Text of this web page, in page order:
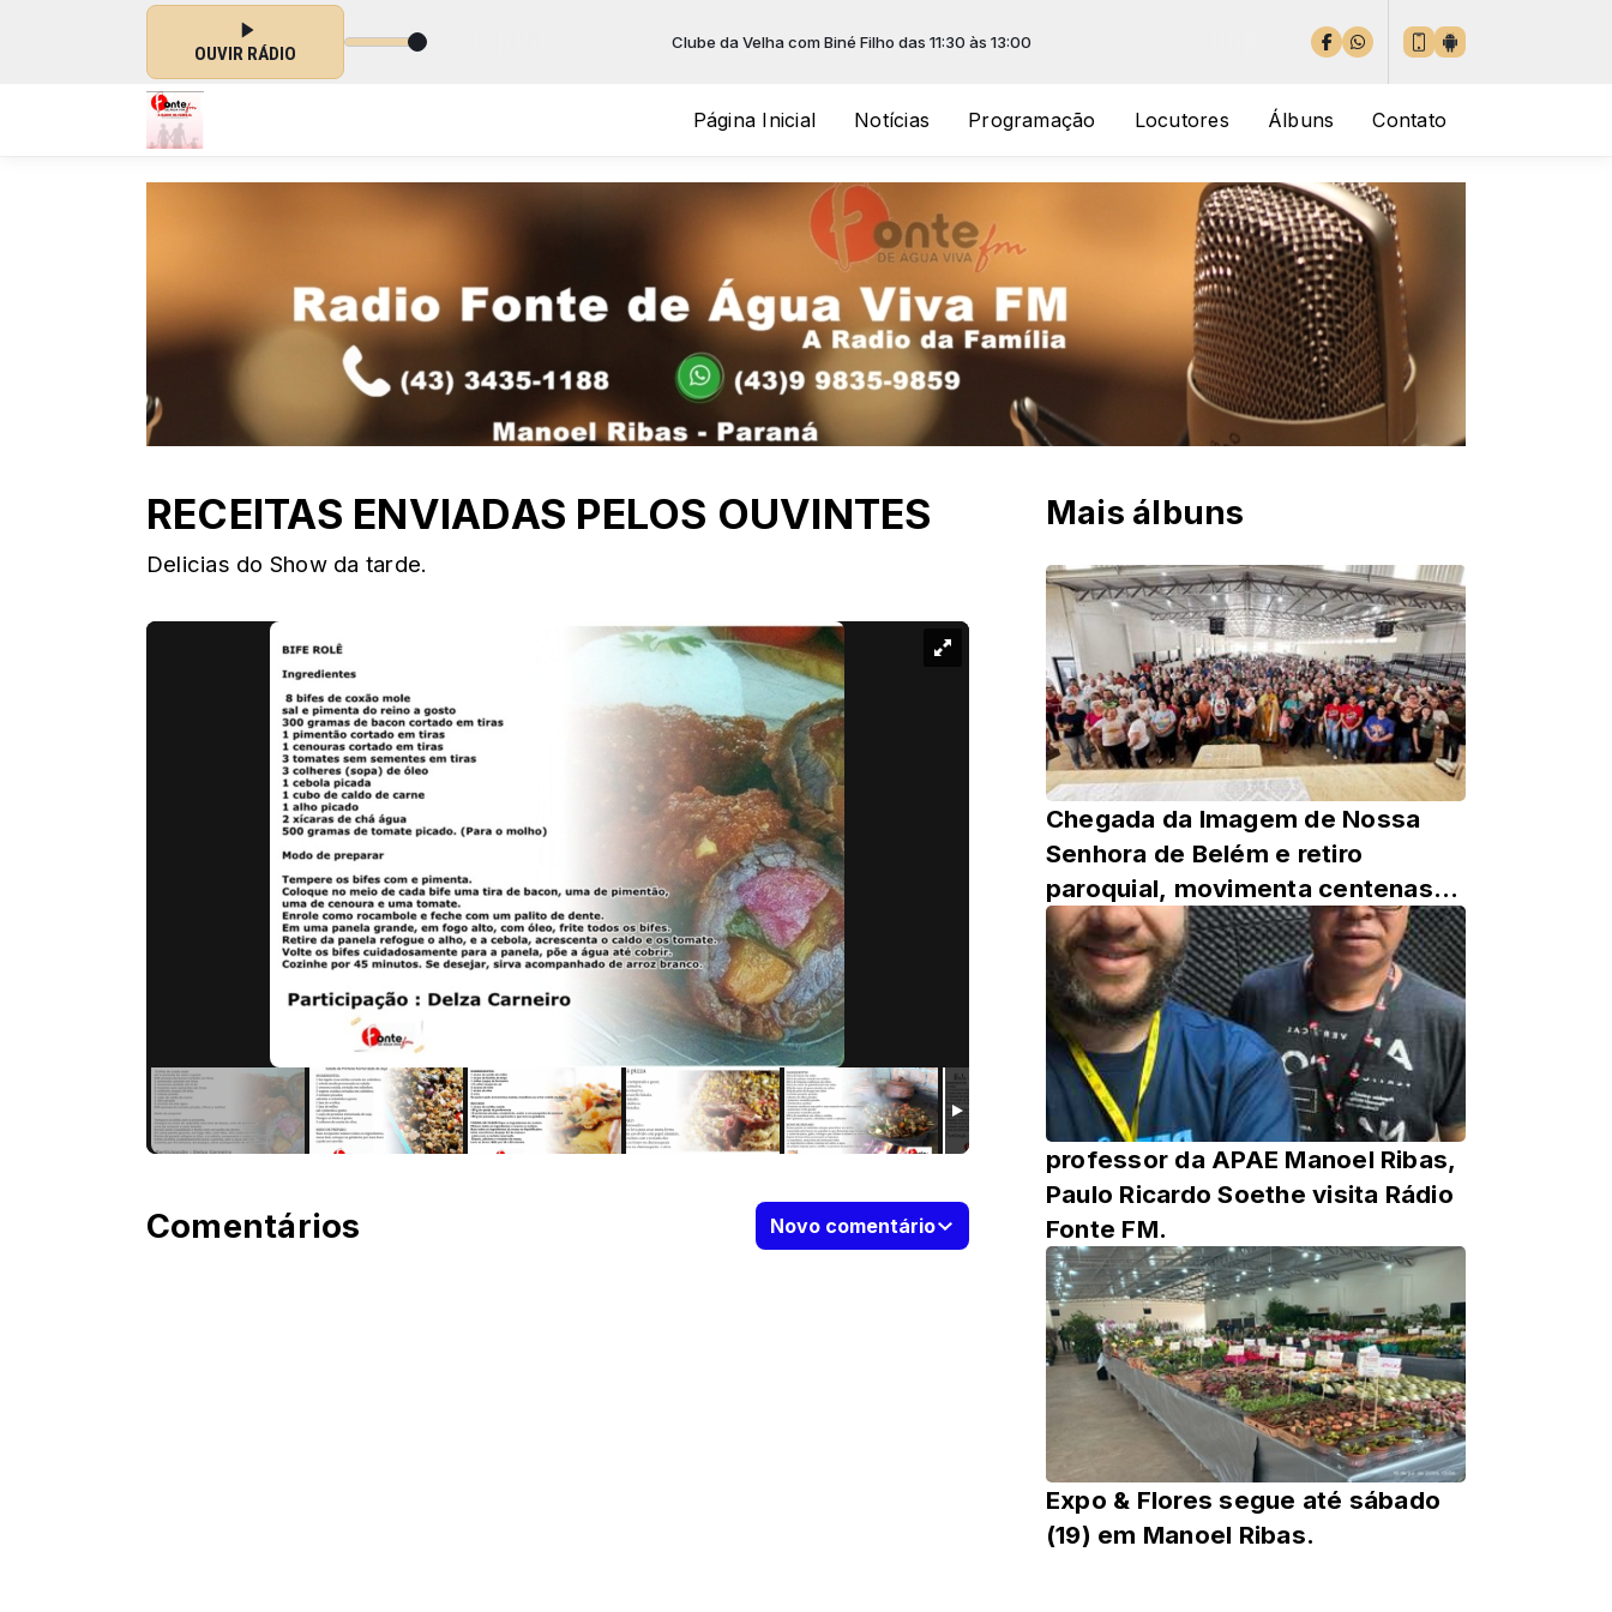
OUVIR RÁDIO
Clube da Velha com Biné Filho das 11:30 às 13:00
Página Inicial Notícias Programação Locutores Álbuns Contato
RECEITAS ENVIADAS PELOS OUVINTES
Delicias do Show da tarde.
Mais álbuns
Chegada da Imagem de Nossa
Senhora de Belém e retiro
paroquial, movimenta centenas
de católicos em Manoel Ribas.
professor da APAE Manoel Ribas,
Paulo Ricardo Soethe visita Rádio
Fonte FM.
Expo & Flores segue até sábado
(19) em Manoel Ribas.
Comentários Novo comentário